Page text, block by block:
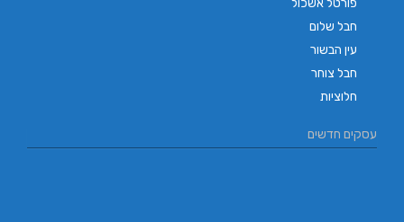
חבל שלום
עין הבשור
חבל צוחר
חלוציות
עסקים חדשים